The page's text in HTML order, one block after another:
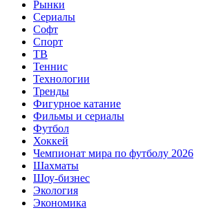
Рынки
Сериалы
Софт
Спорт
ТВ
Теннис
Технологии
Тренды
Фигурное катание
Фильмы и сериалы
Футбол
Хоккей
Чемпионат мира по футболу 2026
Шахматы
Шоу-бизнес
Экология
Экономика